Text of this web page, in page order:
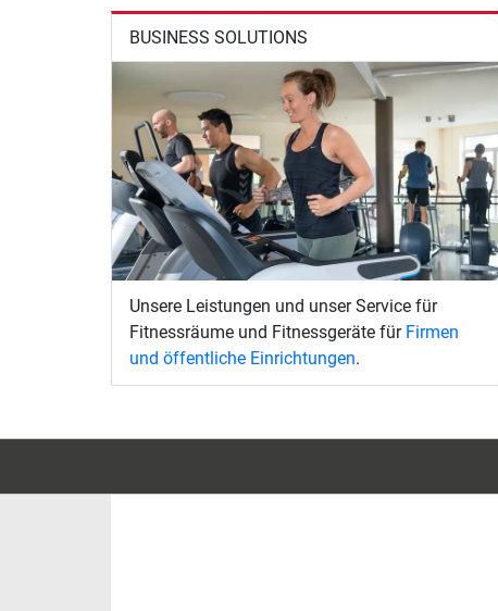
BUSINESS SOLUTIONS
Unsere Leistungen und unser Service für
Fitnessräume und Fitnessgeräte für Firmen
und öffentliche Einrichtungen.